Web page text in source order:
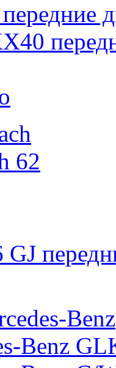
62
GJ
Benz
Benz